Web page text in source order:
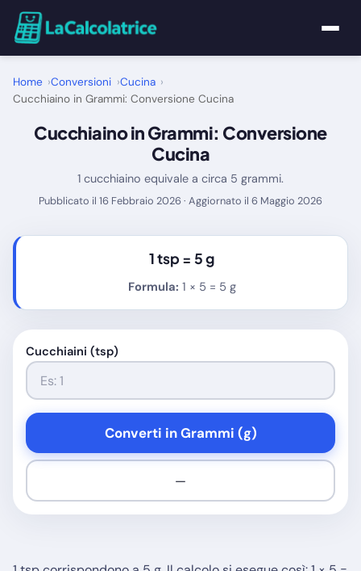
Home
Calcolatrici
Utility
Home Conversioni
Cucina
Cucchiaino in Grammi: Conversione Cucina
Cucchiaino in Grammi: Conversione
Cucina
1 cucchiaino equivale a circa 5 grammi.
Pubblicato il 16 Febbraio 2026 · Aggiornato il 6 Maggio 2026
1 tsp = 5 g
Formula: 1 × 5 = 5 g
Cucchiaini (tsp)
Converti in Grammi (g)
—